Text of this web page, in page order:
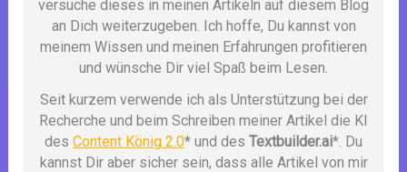
versuche dieses in meinen Artikeln auf diesem Blog
an Dich weiterzugeben. Ich hoffe, Du kannst von
meinem Wissen und meinen Erfahrungen profitieren
und wünsche Dir viel Spaß beim Lesen.
Seit kurzem verwende ich als Unterstützung bei der
Recherche und beim Schreiben meiner Artikel die KI
des Content König 2.0* und des Textbuilder.ai*. Du
kannst Dir aber sicher sein, dass alle Artikel von mir